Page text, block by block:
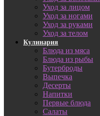
Уход за лицом
Уход за ногами
Уход за руками
Уход за телом
Кулинария
Блюда из мяса
Блюда из рыбы
Бутерброды
Выпечка
Десерты
Напитки
Первые блюда
Салаты